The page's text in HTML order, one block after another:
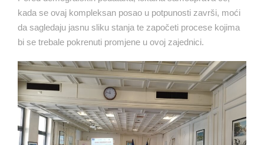
kada se ovaj kompleksan posao u potpunosti završi, moći
da sagledaju jasnu sliku stanja te započeti procese kojima
bi se trebale pokrenuti promjene u ovoj zajednici.